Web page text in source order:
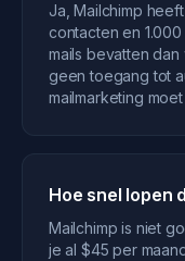
Ja, Mailchimp
contacten en
mails bevatten
geen toegang tot
mailmarketing
Hoe snel lopen
Mailchimp is niet
je al $45 per